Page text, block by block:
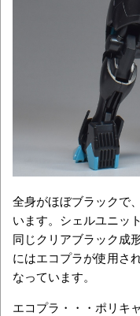
全身がほぼブラックで
います。シェルユニッ
同じクリアブラック成
にはエコプラが使用さ
なっています。
エコプラ・・・ポリキ